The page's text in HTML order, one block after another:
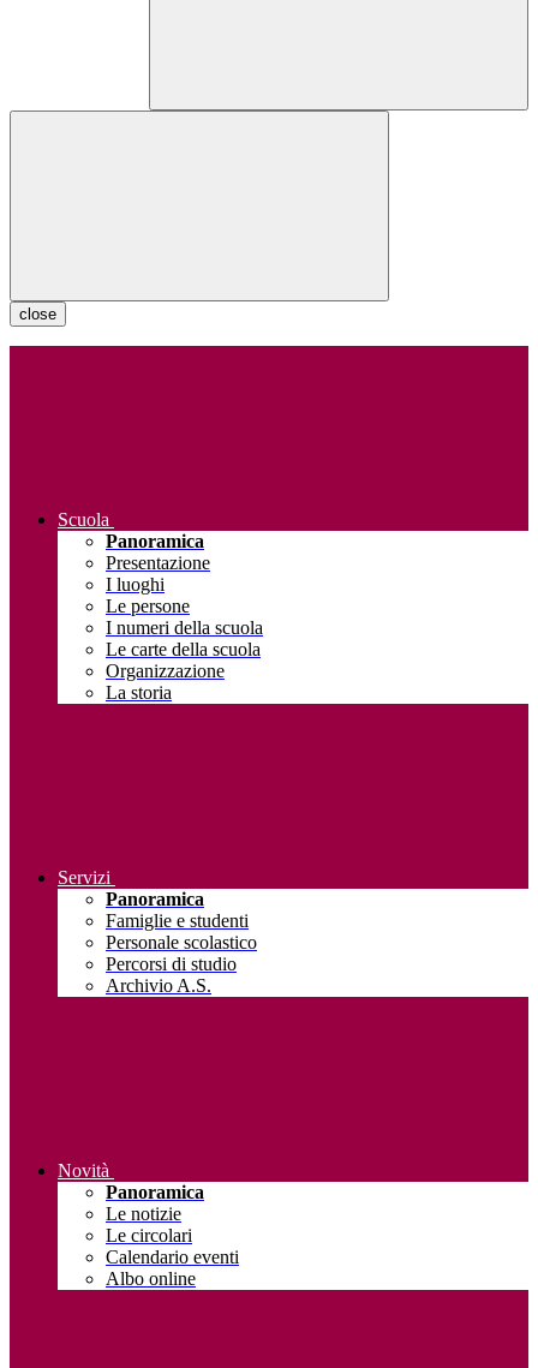
close
Scuola
Panoramica
Presentazione
I luoghi
Le persone
I numeri della scuola
Le carte della scuola
Organizzazione
La storia
Servizi
Panoramica
Famiglie e studenti
Personale scolastico
Percorsi di studio
Archivio A.S.
Novità
Panoramica
Le notizie
Le circolari
Calendario eventi
Albo online